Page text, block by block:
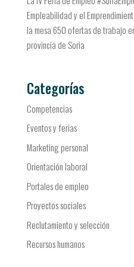
Empleabilidad y el
la mesa 650 ofertas de trabajo
provincia de Soria
Categorías
Competencias
Eventos y ferias
Marketing personal
Orientación laboral
Portales de empleo
Proyectos sociales
Reclutamiento y selección
Recursos humanos